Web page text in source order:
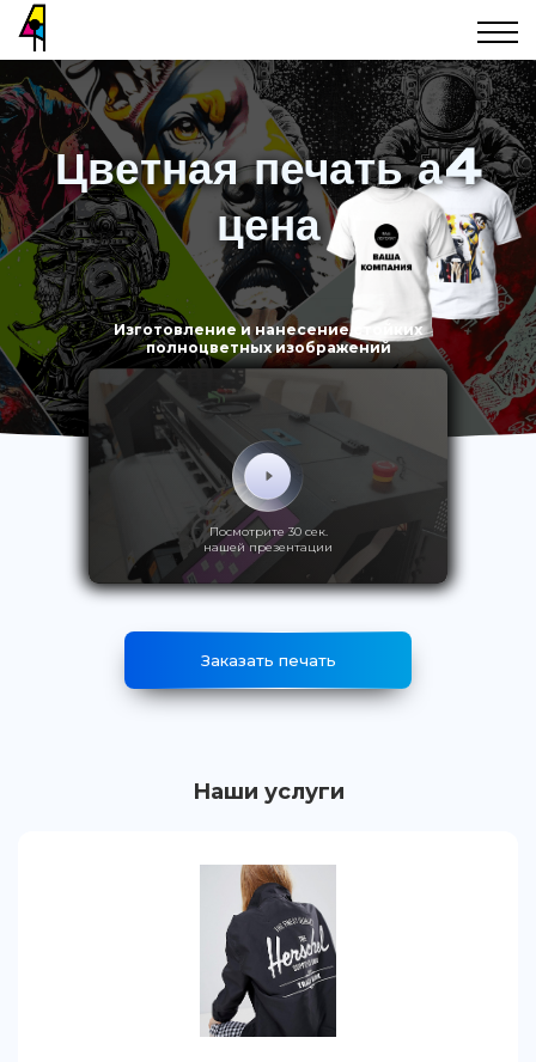
Цветная печать а4
цена
Изготовление и нанесение стойких
полноцветных изображений
Посмотрите 30 сек.
нашей презентации
Заказать печать
Наши услуги